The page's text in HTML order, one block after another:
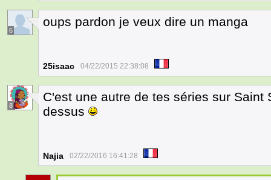
6
oups pardon je veux dire un manga
25isaac 04/22/2015 22:38:08
8
C'est une autre de tes séries sur Saint
dessus
Najia 02/22/2016 16:41:28